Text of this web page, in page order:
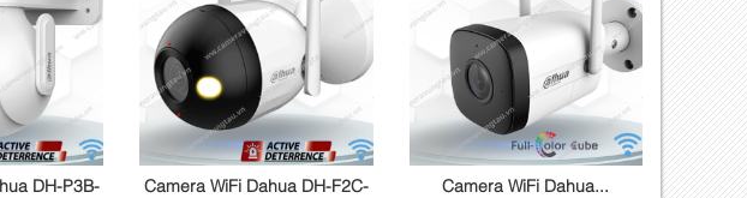
DH-P3B-
Camera WiFi Dahua DH-F2C-
Camera WiFi Dahua...